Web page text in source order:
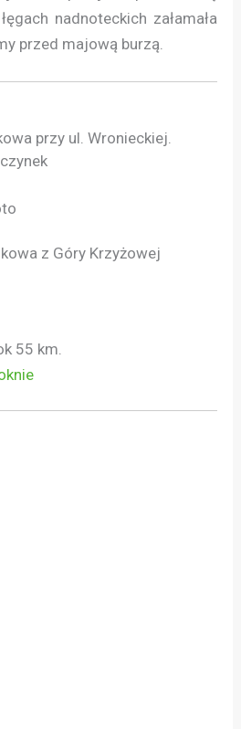
nadnoteckich załamała
przed majową burzą.
przy ul. Wronieckiej.
z Góry Krzyżowej
55 km.